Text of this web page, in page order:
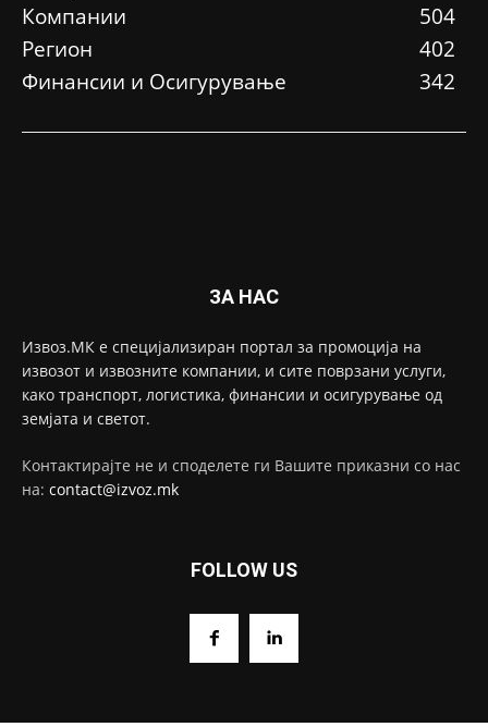
Компании
504
Регион
402
Финансии и Осигурување
342
ЗА НАС
Извоз.МК е специјализиран портал за промоција на
извозот и извозните компании, и сите поврзани услуги,
како транспорт, логистика, финансии и осигурување од
земјата и светот.
Контактирајте не и споделете ги Вашите приказни со нас
на: contact@izvoz.mk
FOLLOW US